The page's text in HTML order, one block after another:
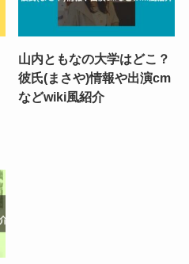
山内ともなの大学はどこ？
彼氏(まさや)情報や出演cm
などwiki風紹介